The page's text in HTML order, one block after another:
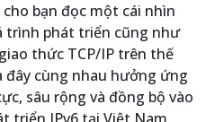
bạn đọc một cái nhìn
trình phát triển cũng như
thức TCP/IP trên thế
đây cùng nhau hưởng ứng
sâu rộng và đồng bộ vào